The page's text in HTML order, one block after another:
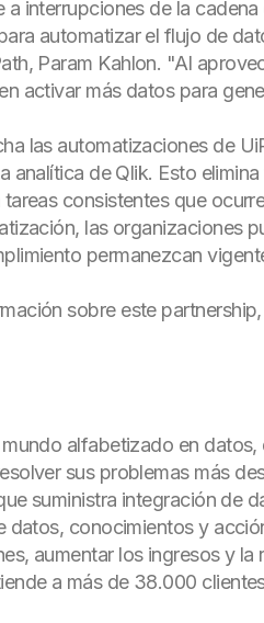
a interrupciones de la
automatizar el flujo de
Param Kahlon. "Al
activar más datos para
las automatizaciones de
analítica de Qlik. Esto
consistentes que
las organizaciones
permanezcan
sobre este
alfabetizado en
sus problemas más
suministra integración de
datos, conocimientos y
aumentar los ingresos y
a más de 38.000